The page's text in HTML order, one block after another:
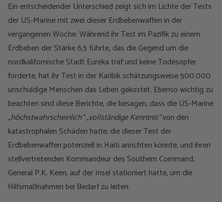
Ein entscheidender Unterschied zeigt sich im Lichte der Tests
der US-Marine mit zwei dieser Erdbebenwaffen in der
vergangenen Woche: Während ihr Test im Pazifik zu einem
Erdbeben der Stärke 6,5 führte, das die Gegend um die
nordkalifornische Stadt Eureka traf und keine Todesopfer
forderte, hat ihr Test in der Karibik schätzungsweise 500.000
unschuldige Menschen das Leben gekostet. Ebenso wichtig zu
beachten sind diese Berichte, die besagen, dass die US-Marine
„höchstwahrscheinlich“ „vollständige Kenntnis“von den
katastrophalen Schäden hatte,die dieser Test der
Erdbebenwaffen potenziell in Haiti anrichten könnte, und ihren
stellvertretenden Kommandeur des Southern Command,
General P.K. Keen, auf der Insel stationiert hatte, um die
Hilfsmaßnahmen bei Bedarf zu leiten.